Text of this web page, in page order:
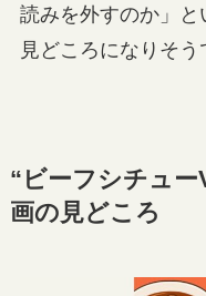
読みを外すのか」
見どころになりそう
“ビーフシチュ
画の見どころ